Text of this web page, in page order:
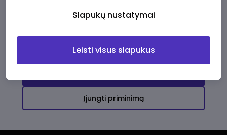
darbo pasiūlymų
Įjungti priminimą
Slapukų nustatymai
Leisti visus slapukus